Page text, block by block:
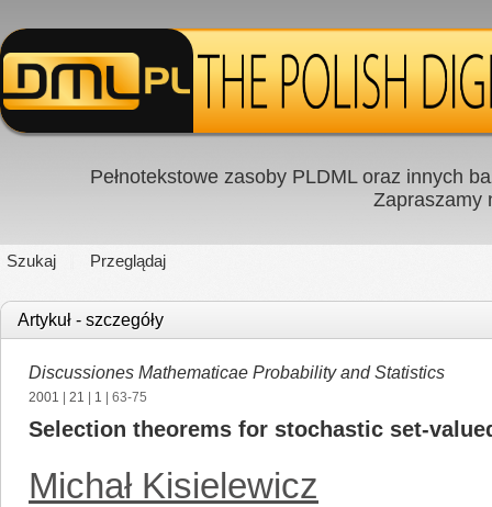
Pełnotekstowe zasoby PLDML oraz innych
Zapraszamy
Szukaj Przeglądaj
Artykuł - szczegóły
Discussiones Mathematicae Probability and Statistics
2001 21 1 | 63-75
Selection theorems for stochastic set-
Michał Kisielewicz